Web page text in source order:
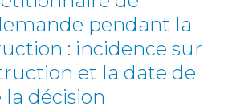
pendant la
: incidence sur
et la date de
la décision